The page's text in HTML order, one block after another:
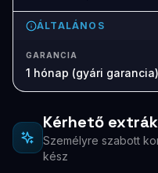
ÁLTALÁNOS
GARANCIA
1 hónap (gyári garancia)
Kérhető
Személyre szabott
kész